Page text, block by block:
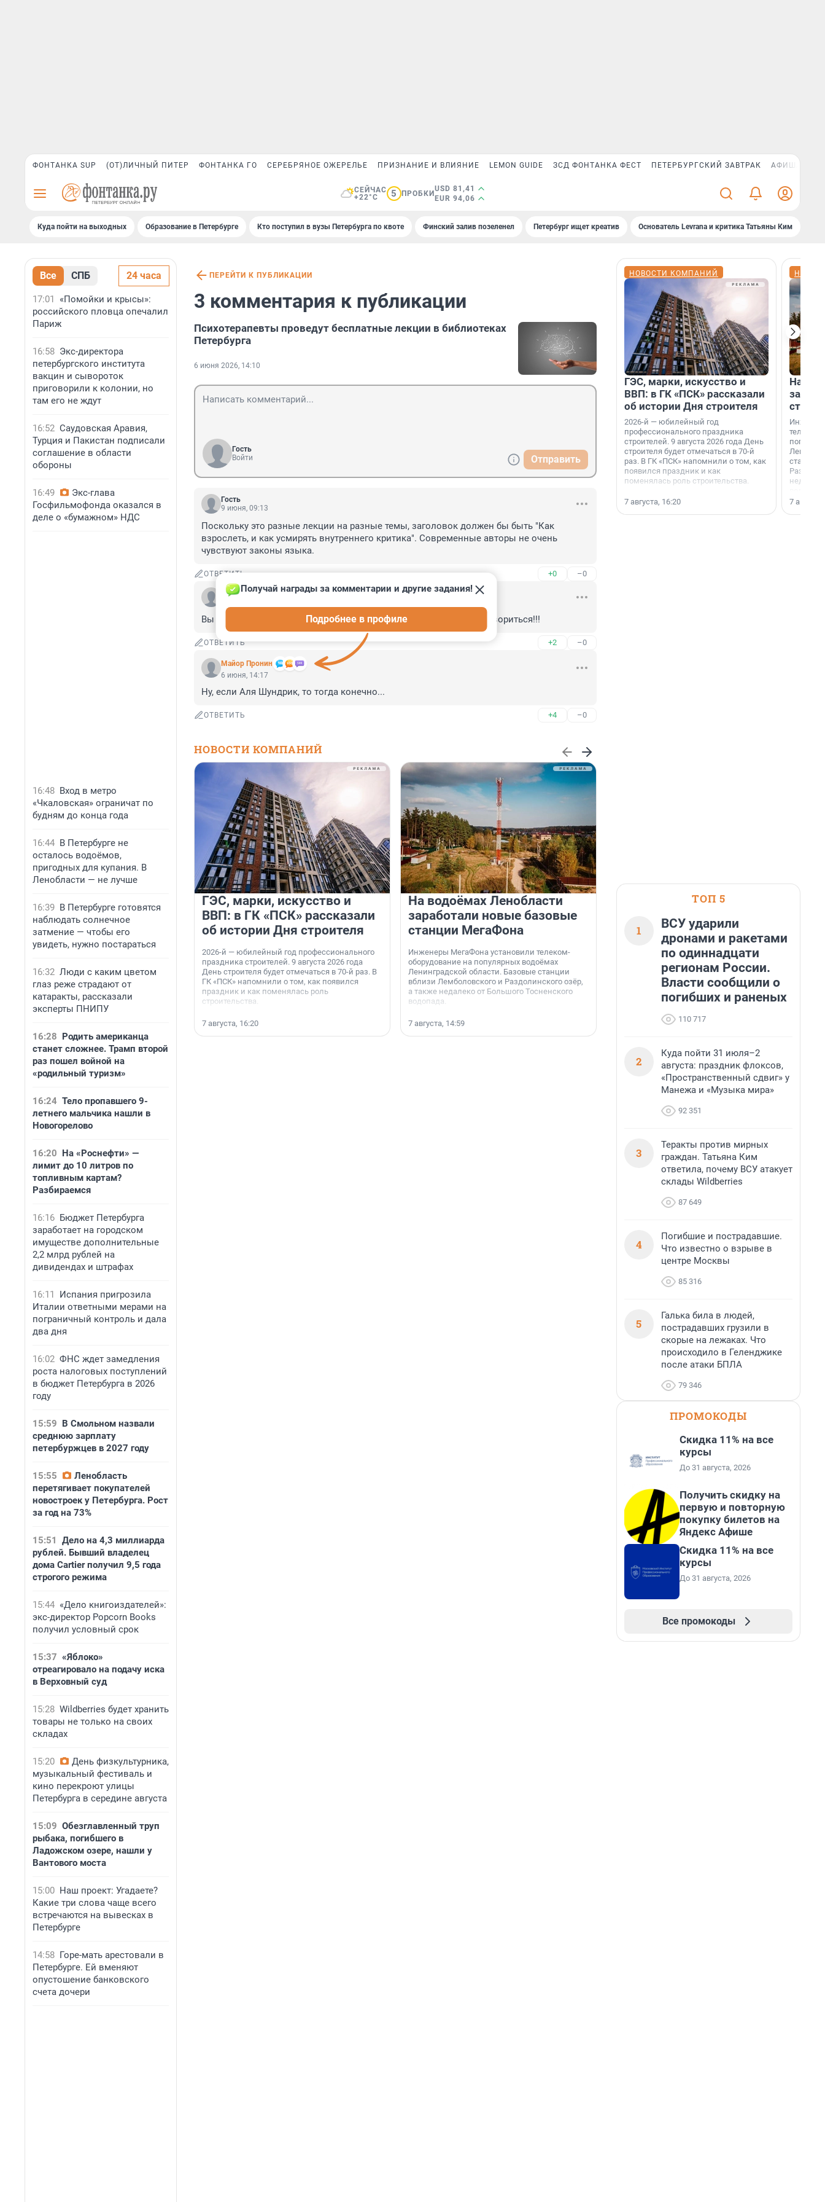
ФОНТАНКА SUP (ОТ)ЛИЧНЫЙ ПИТЕР ФОНТАНКА ГО СЕРЕБРЯНОЕ ОЖЕРЕЛЬЕ ПРИЗНАНИЕ И ВЛИЯНИЕ LEMON GUIDE ЗСД ФОНТАНКА ФЕСТ ПЕТЕРБУРГСКИЙ ЗАВТРАК АФИША PLUS
СЕЙЧАС
+22°C
5 ПРОБКИ
USD 81,41
EUR 94,06
Куда пойти на выходных Образование в Петербурге Кто поступил в вузы Петербурга по квоте Финский залив позеленел Петербург ищет креатив Основатель Levrana и критика Татьяны Ким
Все СПБ 24 часа
17:01
«Помойки и крысы»:
российского пловца опечалил
Париж
16:58 Экс-директора
петербургского института
вакцин и сывороток
приговорили к колонии, но
там его не ждут
16:52 Саудовская Аравия,
Турция и Пакистан подписали
соглашение в области
обороны
16:49
Экс-глава
Госфильмофонда оказался в
деле о «бумажном» НДС
16:48 Вход в метро
«Чкаловская» ограничат по
будням до конца года
16:44 В Петербурге не
осталось водоёмов,
пригодных для купания. В
Ленобласти — не лучше
16:39 В Петербурге готовятся
наблюдать солнечное
затмение — чтобы его
увидеть, нужно постараться
16:32 Люди с каким цветом
глаз реже страдают от
катаракты, рассказали
эксперты ПНИПУ
16:28 Родить американца
станет сложнее. Трамп второй
раз пошел войной на
«родильный туризм»
16:24 Тело пропавшего 9-
летнего мальчика нашли в
Новогорелово
16:20 На «Роснефти» —
лимит до 10 литров по
топливным картам?
Разбираемся
16:16 Бюджет Петербурга
заработает на городском
имуществе дополнительные
2,2 млрд рублей на
дивидендах и штрафах
16:11
Испания пригрозила
Италии ответными мерами на
пограничный контроль и дала
два дня
16:02 ФНС ждет замедления
роста налоговых поступлений
в бюджет Петербурга в 2026
году
15:59 В Смольном назвали
среднюю зарплату
петербуржцев в 2027 году
15:55
Ленобласть
перетягивает покупателей
новостроек у Петербурга. Рост
за год на 73%
15:51
Дело на 4,3 миллиарда
рублей. Бывший владелец
дома Cartier получил 9,5 года
строгого режима
15:44 «Дело книгоиздателей»:
экс-директор Popcorn Books
получил условный срок
15:37 «Яблоко»
отреагировало на подачу иска
в Верховный суд
15:28 Wildberries будет хранить
товары не только на своих
складах
15:20
День физкультурника,
музыкальный фестиваль и
кино перекроют улицы
Петербурга в середине августа
15:09 Обезглавленный труп
рыбака, погибшего в
Ладожском озере, нашли у
Вантового моста
15:00 Наш проект: Угадаете?
Какие три слова чаще всего
встречаются на вывесках в
Петербурге
14:58 Горе-мать арестовали в
Петербурге. Ей вменяют
опустошение банковского
счета дочери
ПЕРЕЙТИ К ПУБЛИКАЦИИ
3 комментария к публикации
Психотерапевты проведут бесплатные лекции в библиотеках
Петербурга
6 июня 2026, 14:10
Гость
Войти
Отправить
Гость
9 июня, 09:13
Поскольку это разные лекции на разные темы, заголовок должен бы быть "Как
взрослеть, и как усмирять внутреннего критика". Современные авторы не очень
чувствуют законы языка.
ОТВЕТИТЬ +0 –0
Гость
Вы внешнего сначала усмирите... а с внутренним мы смогём договориться!!!
ОТВЕТИТЬ +2 –0
Майор Пронин
Получай награды за комментарии и другие задания!
Подробнее в профиле
6 июня, 14:17
Ну, если Аля Шундрик, то тогда конечно...
ОТВЕТИТЬ +4 –0
НОВОСТИ КОМПАНИЙ
ГЭС, марки, искусство и
ВВП: в ГК «ПСК» рассказали
об истории Дня строителя
2026-й — юбилейный год профессионального
праздника строителей. 9 августа 2026 года
День строителя будет отмечаться в 70-й раз. В
ГК «ПСК» напомнили о том, как появился
праздник и как поменялась роль
строительства.
7 августа, 16:20
На водоёмах Ленобласти
заработали новые базовые
станции МегаФона
Инженеры МегаФона установили телеком-
оборудование на популярных водоёмах
Ленинградской области. Базовые станции
вблизи Лемболовского и Раздолинского озёр,
а также недалеко от Большого Тосненского
водопада.
7 августа, 14:59
Девелопер как архитектор
добрососедства
Когда-то дворы были местом, где дети играли в
казаков-разбойников до темноты, а взрослые
обсуждали новости на лавочках. В 1990-е эта
традиция почти исчезла — экономическая
нестабильность и отсутствие ухода за
территориями сделали своё дело.
7 августа, 14:50
НОВОСТИ КОМПАНИЙ
ГЭС, марки, искусство и
ВВП: в ГК «ПСК» рассказали
об истории Дня строителя
2026-й — юбилейный год
профессионального праздника
строителей. 9 августа 2026 года День
строителя будет отмечаться в 70-й
раз. В ГК «ПСК» напомнили о том, как
появился праздник и как
поменялась роль строительства.
7 августа, 16:20
На
станции
7
ТОП 5
1
ВСУ ударили
дронами и ракетами
по одиннадцати
регионам России.
Власти сообщили о
погибших и раненых
110 717
2
Куда пойти 31 июля–2
августа: праздник флоксов,
«Пространственный сдвиг» у
Манежа и «Музыка мира»
92 351
3
Теракты против мирных
граждан. Татьяна Ким
ответила, почему ВСУ атакует
склады Wildberries
87 649
4
Погибшие и пострадавшие.
Что известно о взрыве в
центре Москвы
85 316
5
Галька била в людей,
пострадавших грузили в
скорые на лежаках. Что
происходило в Геленджике
после атаки БПЛА
79 346
ПРОМОКОДЫ
Скидка 11% на все
курсы
До 31 августа, 2026
Получить скидку на
первую и повторную
покупку билетов на
Яндекс Афише
Скидка 11% на все
курсы
До 31 августа, 2026
Все промокоды